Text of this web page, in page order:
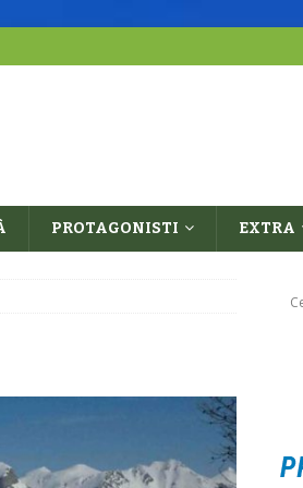
PROTAGONISTI EXTRA